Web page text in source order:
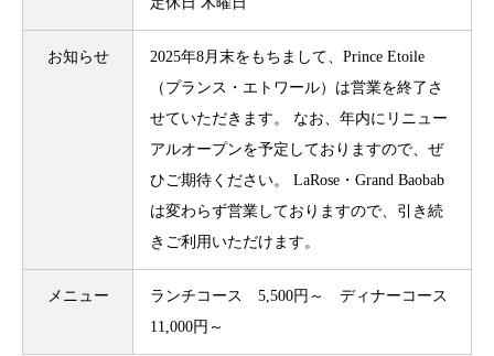
お知らせ
2025年8月末をもちまして、Prince Etoile
（プランス・エトワール）は営業を終了さ
せていただきます。 なお、年内にリニュー
アルオープンを予定しておりますので、ぜ
ひご期待ください。 LaRose・Grand Baobab
は変わらず営業しておりますので、引き続
きご利用いただけます。
メニュー
ランチコース 5,500円～ ディナーコース
11,000円～